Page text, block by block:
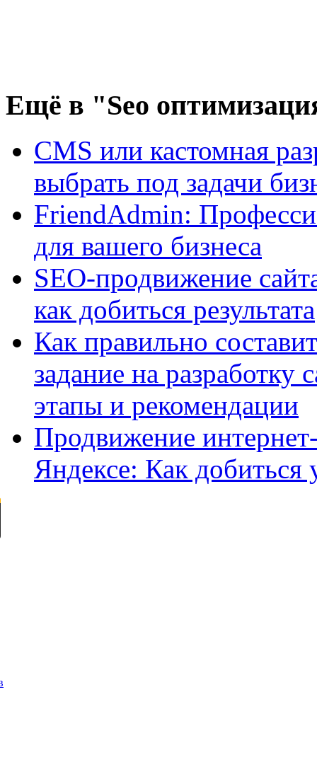
Ещё в "Seo
CMS или кастомная
выбрать под задачи
FriendAdmin:
для вашего бизнеса
SEO-продвижение
как добиться результата
Как правильно
задание на разработку
этапы и рекомендации
Продвижение
Яндексе: Как добиться